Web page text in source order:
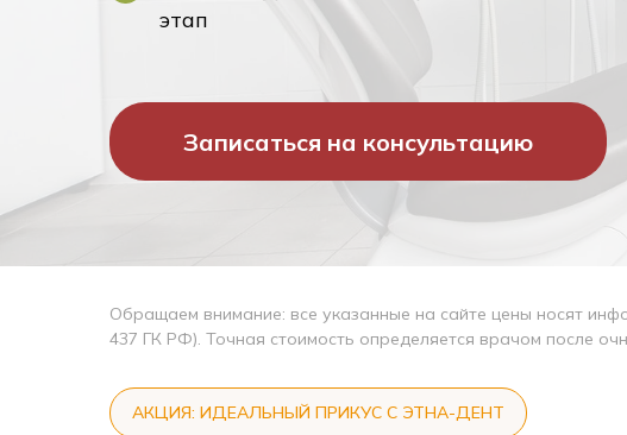
Записаться на консультацию
этап
Обращаем внимание: все указанные на сайте цены носят
437 ГК РФ). Точная стоимость определяется врачом после
АКЦИЯ: ИДЕАЛЬНЫЙ ПРИКУС С ЭТНА-ДЕНТ